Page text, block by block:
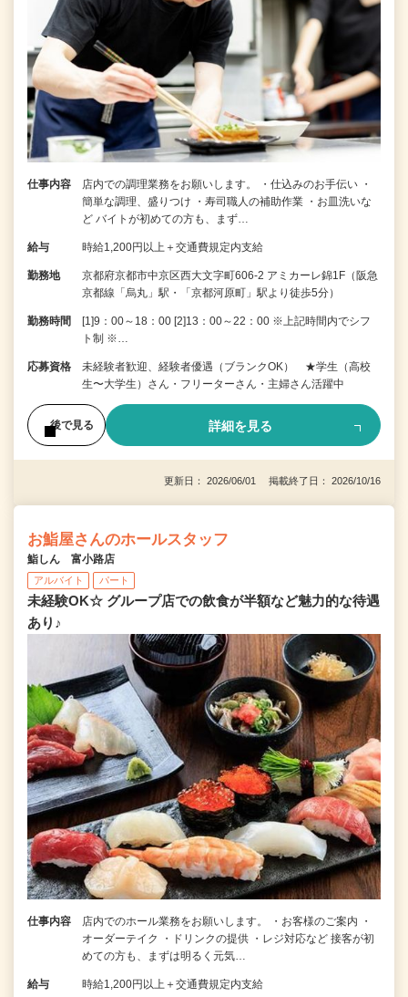
仕事内容
店内での調理業務をお願いします。 ・仕込みのお手伝い ・
簡単な調理、盛りつけ ・寿司職人の補助作業 ・お皿洗いな
ど バイトが初めての方も、まず…
給与 時給1,200円以上＋交通費規定内支給
勤務地
京都府京都市中京区西大文字町606-2 アミカーレ錦1F（阪急
京都線「烏丸」駅・「京都河原町」駅より徒歩5分）
勤務時間
[1]9：00～18：00 [2]13：00～22：00 ※上記時間内でシフ
ト制 ※…
応募資格
未経験者歓迎、経験者優遇（ブランクOK） ★学生（高校
生〜大学生）さん・フリーターさん・主婦さん活躍中
後で見る 詳細を見る
更新日： 2026/06/01 掲載終了日： 2026/10/16
お鮨屋さんのホールスタッフ
鮨しん 富小路店
アルバイト パート
未経験OK☆ グループ店での飲食が半額など魅力的な待遇
あり♪
仕事内容
店内でのホール業務をお願いします。 ・お客様のご案内 ・
オーダーテイク ・ドリンクの提供 ・レジ対応など 接客が初
めての方も、まずは明るく元気…
給与 時給1,200円以上＋交通費規定内支給